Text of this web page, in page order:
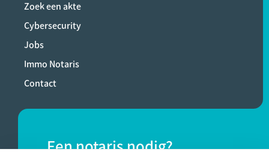
Zoek een akte
Cybersecurity
Jobs
Immo Notaris
Contact
Een notaris nodig?